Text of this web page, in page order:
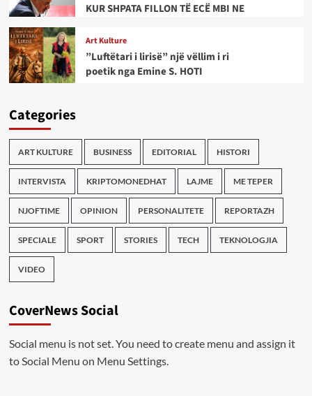
KUR SHPATA FILLON TË ECË MBI NE
Art Kulture
”Luftëtari i lirisë” një vëllim i ri
poetik nga Emine S. HOTI
Categories
ART KULTURE BUSINESS EDITORIAL HISTORI
INTERVISTA KRIPTOMONEDHAT LAJME ME TEPER
NJOFTIME OPINION PERSONALITETE REPORTAZH
SPECIALE SPORT STORIES TECH TEKNOLOGJIA
VIDEO
CoverNews Social
Social menu is not set. You need to create menu and assign it
to Social Menu on Menu Settings.